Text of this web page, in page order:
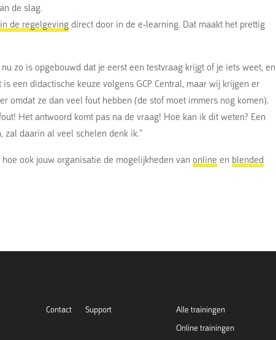
de slag.
de regelgeving direct door in de e-learning. Dat maakt het prettig
zo is opgebouwd dat je eerst een testvraag krijgt of je iets weet, en
een didactische keuze volgens GCP Central, maar wij krijgen er
omdat ze dan veel fout hebben (de stof moet immers nog komen).
Het antwoord komt pas na de vraag! Hoe kan ik dit weten? Een
daarin al veel schelen denk ik.”
ook jouw organisatie de mogelijkheden van online en blended
Contact Support
Alle trainingen
Online trainingen